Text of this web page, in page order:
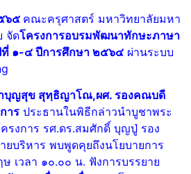
๖๕ คณะครุศาสตร์ มหาวิทยาลัยมหา
จัดโครงการอบรมพัฒนาทักษะภาษา
๑-๔ ปีการศึกษา ๒๕๖๔ ผ่านระบบ
บุญสุข สุทฺธิญาโณ,ผศ. รองคณบดี
าร ประธานในพิธีกล่าวนำบูชาพระ
รงการ รศ.ดร.สมศักดิ์ บุญปู่ รอง
บริหาร พบพูดคุยถึงนโยบายการ
เวลา ๑๐.๐๐ น. ฟังการบรรยาย